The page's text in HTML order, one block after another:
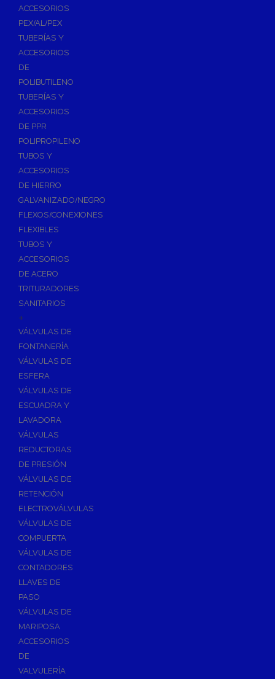
ACCESORIOS
PEX/AL/PEX
TUBERÍAS Y
ACCESORIOS
DE
POLIBUTILENO
TUBERÍAS Y
ACCESORIOS
DE PPR
POLIPROPILENO
TUBOS Y
ACCESORIOS
DE HIERRO
GALVANIZADO/NEGRO
FLEXOS/CONEXIONES
FLEXIBLES
TUBOS Y
ACCESORIOS
DE ACERO
TRITURADORES
SANITARIOS
+
VÁLVULAS DE
FONTANERÍA
VÁLVULAS DE
ESFERA
VÁLVULAS DE
ESCUADRA Y
LAVADORA
VÁLVULAS
REDUCTORAS
DE PRESIÓN
VÁLVULAS DE
RETENCIÓN
ELECTROVÁLVULAS
VÁLVULAS DE
COMPUERTA
VÁLVULAS DE
CONTADORES
LLAVES DE
PASO
VÁLVULAS DE
MARIPOSA
ACCESORIOS
DE
VALVULERÍA